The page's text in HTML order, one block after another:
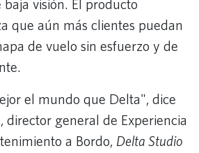
visión. El producto
que aún más clientes puedan
de vuelo sin esfuerzo y de
el mundo que Delta", dice
director general de Experiencia
a Bordo, Delta Studio